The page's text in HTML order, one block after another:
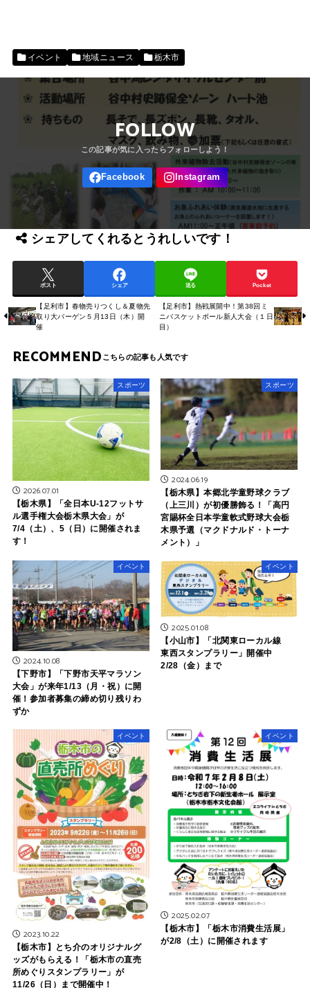
イベント 地域ニュース 栃木市
FOLLOW
シェアしてくれるとうれしいです！
ポスト シェア 送る Pocket
【足利市】春物売りつくし＆夏物先
取り大バーゲン５月13日（木）開
催
【足利市】熱戦展開中！第38回ミ
ニバスケットボール新人大会（１日
目）
RECOMMEND
スポーツ
2026.07.01
【栃木県】「全日本U-12フットサ
ル選手権大会栃木県大会」が
7/4（土）、5（日）に開催されま
す！
スポーツ
2024.06.19
【栃木県】本郷北学童野球クラブ
（上三川）が初優勝飾る！「高円
宮賜杯全日本学童軟式野球大会栃
木県予選（マクドナルド・トーナ
メント）」
イベント
2024.10.08
【下野市】「下野市天平マラソン
大会」が来年1/13（月・祝）に開
催！参加者募集の締め切り残りわ
ずか
イベント
2025.01.08
【小山市】「北関東ローカル線
東西スタンプラリー」開催中
2/28（金）まで
イベント
2023.10.22
【栃木市】とち介のオリジナルグ
ッズがもらえる！「栃木市の直売
所めぐりスタンプラリー」が
11/26（日）まで開催中！
イベント
2025.02.07
【栃木市】「栃木市消費生活展」
が2/8（土）に開催されます